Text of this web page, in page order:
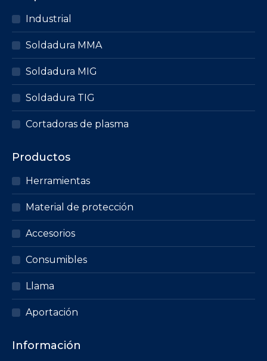
Industrial
Soldadura MMA
Soldadura MIG
Soldadura TIG
Cortadoras de plasma
Productos
Herramientas
Material de protección
Accesorios
Consumibles
Llama
Aportación
Información